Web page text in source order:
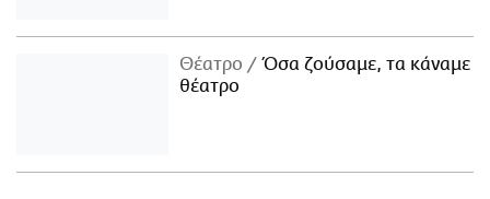
Θέατρο
Όσα ζούσαμε, τα κάναμε
θέατρο